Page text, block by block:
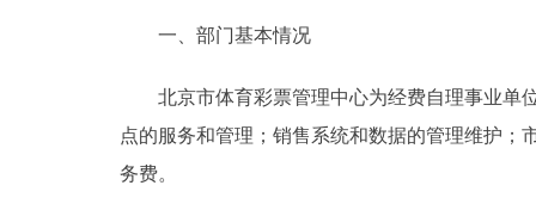
一、部门基本情况
北京市体育彩票管理中心为经费自理事业单位
点的服务和管理；销售系统和数据的管理维护
务费。